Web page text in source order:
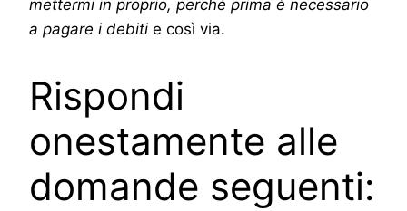
mettermi in proprio, perché prima è necessario
a pagare i debiti e così via.
Rispondi
onestamente alle
domande seguenti: